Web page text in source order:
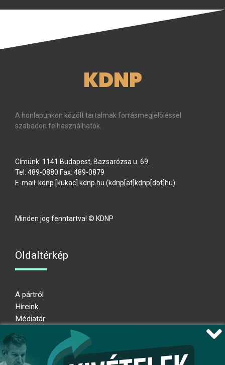
KDNP
A honlapunkon közölt tartalmak forrásmegjelöléssel
szabadon felhasználhatók.
Címünk: 1141 Budapest, Bazsarózsa u. 69.
Tel: 489-0880 Fax: 489-0879
E-mail: kdnp [kukac] kdnp.hu (kdnp[at]kdnp[dot]hu)
Minden jog fenntartva! © KDNP
Oldaltérkép
A pártról
Híreink
Médiatár
Adatkezelési nyilatkozat
Átláthatósági nyilatkozat